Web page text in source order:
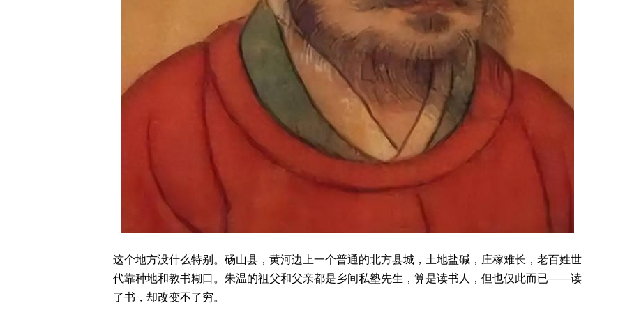
这个地方没什么特别。砀山县，黄河边上一个普通的北方县城，土地盐碱，庄稼难长，老百姓世
代靠种地和教书糊口。朱温的祖父和父亲都是乡间私塾先生，算是读书人，但也仅此而已——读
了书，却改变不了穷。